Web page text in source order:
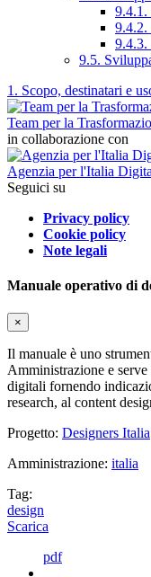
9.4.1.
9.5.
1. Scopo, destinatari e
Team per la
in collaborazione con
Agenzia per l'Italia
Seguici su
Privacy policy
Cookie policy
Note legali
Manuale operativo di
×
Il manuale è uno
Amministrazione e
digitali fornendo
research, al content
Progetto: Designers Italia
Amministrazione: italia
Tag:
design
Scarica
pdf